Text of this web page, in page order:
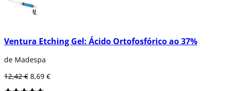
na fabricação de materiais de consumo
Ventura Etching Gel: Ácido Ortofosfórico ao 37%
de Madespa
12,42 € 8,69 €